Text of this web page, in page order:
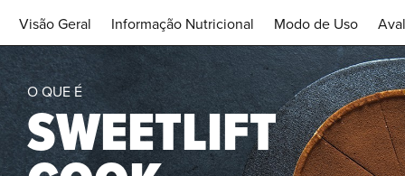
Visão Geral Informação Nutricional Modo de Uso
O QUE É
SWEETLIFT